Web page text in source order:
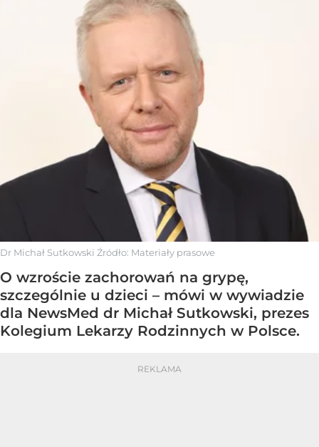
Dr Michał Sutkowski Źródło: Materiały prasowe
O wzroście zachorowań na grypę,
szczególnie u dzieci – mówi w wywiadzie
dla NewsMed dr Michał Sutkowski, prezes
Kolegium Lekarzy Rodzinnych w Polsce.